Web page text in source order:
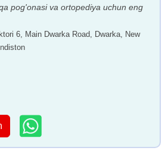
pog'onasi va ortopediya uchun eng
6, Main Dwarka Road, Dwarka, New